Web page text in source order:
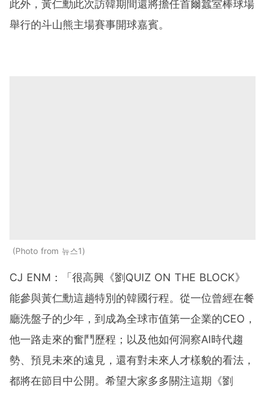
此外，黃仁勳此次訪韓期間還將擔任首爾蠶室棒球場
舉行的斗山熊主場賽事開球嘉賓。
Photo from 뉴스1
CJ ENM：「很高興《劉QUIZ ON THE BLOCK》
能參與黃仁勳這趟特別的韓國行程。從一位曾經在餐
廳洗盤子的少年，到成為全球市值第一企業的CEO，
他一路走來的奮鬥歷程；以及他如何洞察AI時代趨
勢、預見未來的遠見，還有對未來人才樣貌的看法，
都將在節目中公開。希望大家多多關注這期《劉